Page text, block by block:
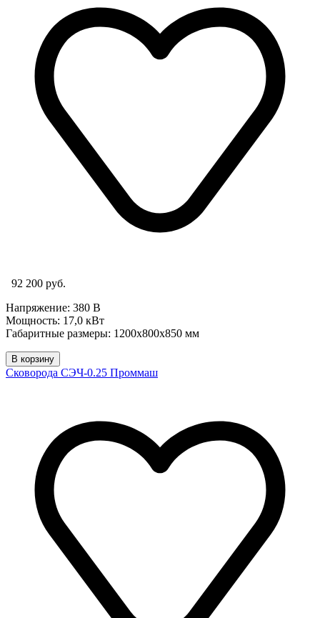
92 200 руб.
Напряжение: 380 В
Мощность: 17,0 кВт
Габаритные размеры: 1200х800х850 мм
В корзину
Сковорода СЭЧ-0.25 Проммаш